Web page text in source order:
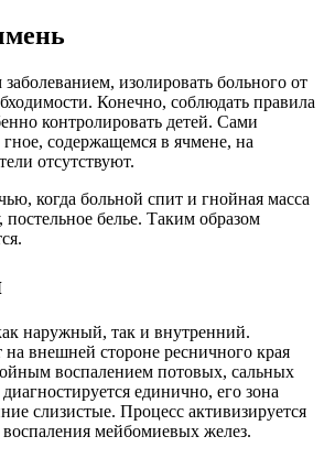
изолировать больного от
Конечно, соблюдать правила
контролировать детей. Сами
гное, содержащемся в ячмене, на
отсутствуют.
когда больной спит и гнойная масса
белье. Таким образом
наружный, так и внутренний.
внешней стороне ресничного края
воспалением потовых, сальных
единично, его зона
слизистые. Процесс активизируется
воспаления мейбомиевых желез.